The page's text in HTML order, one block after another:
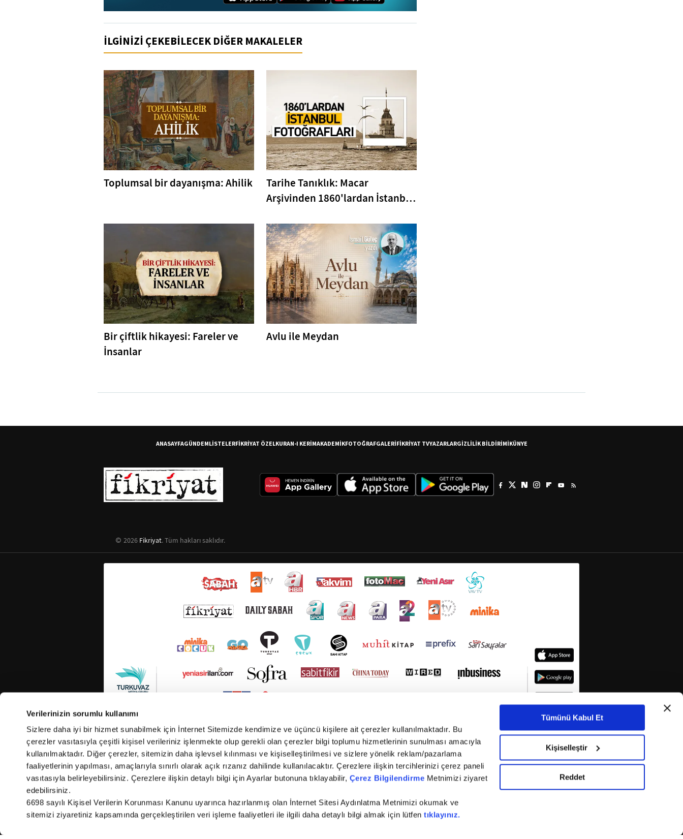
Verilerinizin sorumlu kullanımı
Sizlere daha iyi bir hizmet sunabilmek için İnternet Sitemizde kendimize ve üçüncü kişilere ait çerezler kullanılmaktadır. Bu
çerezler vasıtasıyla çeşitli kişisel verileriniz işlenmekte olup gerekli olan çerezler bilgi toplumu hizmetlerinin sunulması amacıyla
kullanılmaktadır. Diğer çerezler, sitemizin daha işlevsel kılınması ve kişiselleştirilmesi ve sizlere yönelik reklam/pazarlama
faaliyetlerinin yapılması, amaçlarıyla sınırlı olarak açık rızanız dahilinde kullanılacaktır. Çerezlere ilişkin tercihlerinizi çerez paneli
vasıtasıyla belirleyebilirsiniz. Çerezlere ilişkin detaylı bilgi için Ayarlar butonuna tıklayabilir, Çerez Bilgilendirme Metnimizi ziyaret
edebilirsiniz.
6698 sayılı Kişisel Verilerin Korunması Kanunu uyarınca hazırlanmış olan İnternet Sitesi Aydınlatma Metnimizi okumak ve
sitemizi ziyaretiniz kapsamında gerçekleştirilen veri işleme faaliyetleri ile ilgili daha detaylı bilgi almak için lütfentıklayınız.
Tümünü Kabul Et
Kişiselleştir
Reddet
İLGİNİZİ ÇEKEBİLECEK DİĞER MAKALELER
Toplumsal bir dayanışma: Ahilik
Tarihe Tanıklık: Macar
Arşivinden 1860'lardan İstanbul
Bir çiftlik hikayesi: Fareler ve
İnsanlar
Avlu ile Meydan
ANASAYFAGÜNDEMLİSTELERFİKRİYAT ÖZELKURAN-I KERİMAKADEMİKFOTOĞRAFGALERİFİKRİYAT TVYAZARLARGİZLİLİK BİLDİRİMİKÜNYE
2026 Fikriyat. Tüm hakları saklıdır.
Copyright © 2026 Tüm hakları saklıdır. TURKUVAZ HABERLEŞME VE YAYINCILIK ANONİM ŞİRKETİ